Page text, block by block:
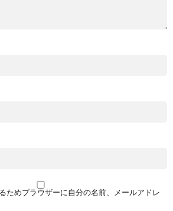
ためブラウザーに自分の名前、メールアドレ